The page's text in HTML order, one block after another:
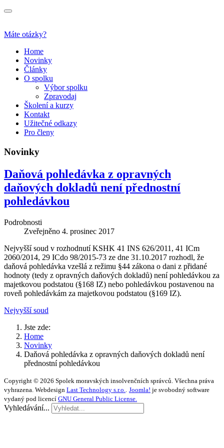
Máte otázky?
Home
Novinky
Články
O spolku
Výbor spolku
Zpravodaj
Školení a kurzy
Kontakt
Užitečné odkazy
Pro členy
Novinky
Daňová pohledávka z opravných
daňových dokladů není přednostní
pohledávkou
Podrobnosti
Zveřejněno 4. prosinec 2017
Nejvyšší soud v rozhodnutí KSHK 41 INS 626/2011, 41 ICm
2060/2014, 29 ICdo 98/2015-73 ze dne 31.10.2017 rozhodl, že
daňová pohledávka vzešlá z režimu §44 zákona o dani z přidané
hodnoty (tedy z opravných daňových dokladů) není pohledávkou za
majetkovou podstatou (§168 IZ) nebo pohledávkou postavenou na
roveň pohledávkám za majetkovou podstatou (§169 IZ).
Nejvyšší soud
Jste zde:
Home
Novinky
Daňová pohledávka z opravných daňových dokladů není
přednostní pohledávkou
Copyright © 2026 Spolek moravských insolvenčních správců. Všechna práva
vyhrazena. Webdesign Last Technology s.r.o. Joomla! je svobodný software
vydaný pod licencí GNU General Public License.
Vyhledávání...